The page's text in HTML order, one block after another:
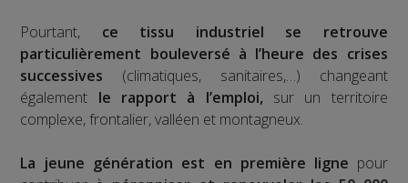
Pourtant, ce tissu industriel se retrouve
particulièrement bouleversé à l’heure des crises
successives (climatiques, sanitaires,…) changeant
également le rapport à l’emploi, sur un territoire
complexe, frontalier, valléen et montagneux.
La jeune génération est en première ligne pour